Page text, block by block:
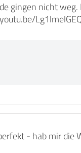
gingen nicht
- hab mir die